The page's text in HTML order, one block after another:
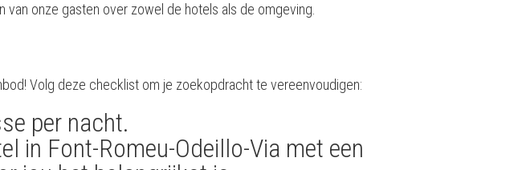
van onze gasten over zowel de hotels als de omgeving.
Volg deze checklist om je zoekopdracht te vereenvoudigen:
per nacht.
in Font-Romeu-Odeillo-Via met een